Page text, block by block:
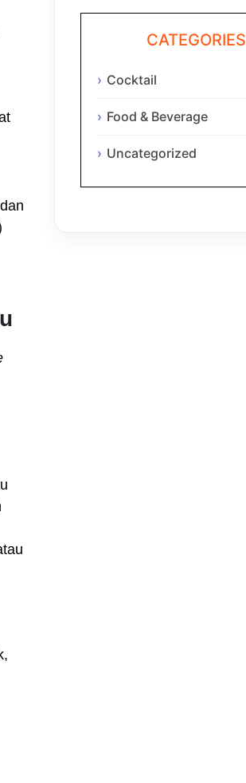
CATEGORIES
Cocktail
Food & Beverage
Uncategorized